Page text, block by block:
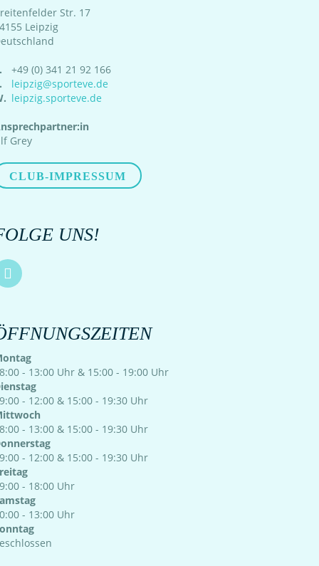
Str. 17
Leipzig
+49 (0) 341 21 92 166
leipzig@sporteve.de
leipzig.sporteve.de
Grey
CLUB-IMPRESSUM
UNS!
- 13:00 Uhr & 15:00 - 19:00 Uhr
- 12:00 & 15:00 - 19:30 Uhr
- 13:00 & 15:00 - 19:30 Uhr
- 12:00 & 15:00 - 19:30 Uhr
- 18:00 Uhr
- 13:00 Uhr